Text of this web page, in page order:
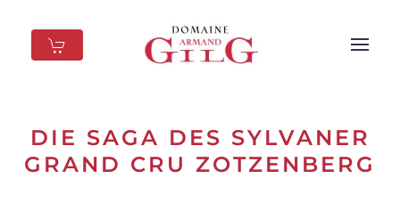
Skip to main content
DIE SAGA DES SYLVANER
GRAND CRU ZOTZENBERG